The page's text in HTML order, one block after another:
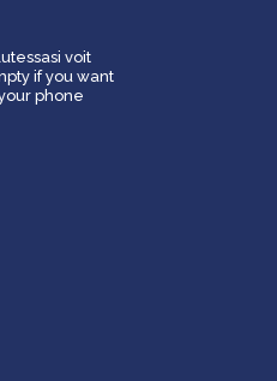
voit
if you want
phone